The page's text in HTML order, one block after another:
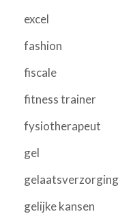
excel
fashion
fiscale
fitness trainer
fysiotherapeut
gel
gelaatsverzorging
gelijke kansen